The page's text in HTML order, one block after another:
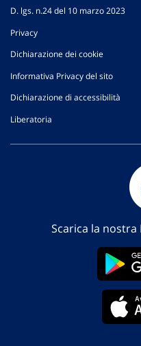
D. lgs. n.24 del 10 marzo 2023
Privacy
Dichiarazione dei cookie
Informativa Privacy del sito
Dichiarazione di accessibilità
Liberatoria
Scarica la